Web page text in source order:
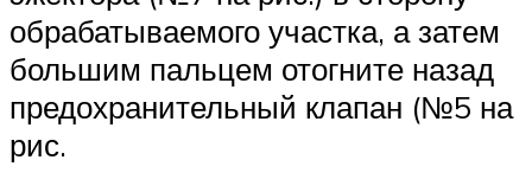
обрабатываемого участка, а затем
большим пальцем отогните назад
предохранительный клапан (№5 на
рис.